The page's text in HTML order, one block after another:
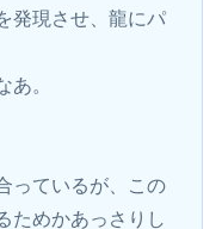
発現させ、龍にパ
あ。
っているが、この
ためかあっさりし